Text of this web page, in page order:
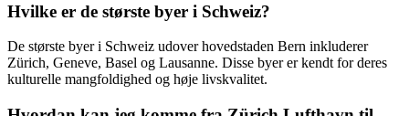
Hvilke er de største byer i Schweiz?
De største byer i Schweiz udover hovedstaden Bern inkluderer
Zürich, Geneve, Basel og Lausanne. Disse byer er kendt for deres
kulturelle mangfoldighed og høje livskvalitet.